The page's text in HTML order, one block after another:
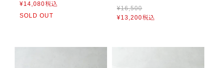
¥14,080税込
SOLD OUT
¥16,500
¥13,200税込